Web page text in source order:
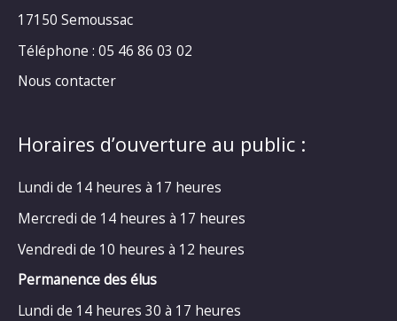
17150 Semoussac
Téléphone : 05 46 86 03 02
Nous contacter
Horaires d’ouverture au public :
Lundi de 14 heures à 17 heures
Mercredi de 14 heures à 17 heures
Vendredi de 10 heures à 12 heures
Permanence des élus
Lundi de 14 heures 30 à 17 heures